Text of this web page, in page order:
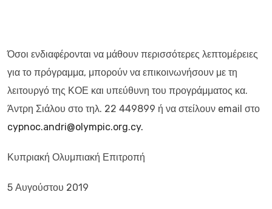
Όσοι ενδιαφέρονται να μάθουν περισσότερες λεπτομέρειες
για το πρόγραμμα, μπορούν να επικοινωνήσουν με τη
λειτουργό της ΚΟΕ και υπεύθυνη του προγράμματος κα.
Άντρη Σιάλου στο τηλ. 22 449899 ή να στείλουν email στο
cypnoc.andri@olympic.org.cy.
Κυπριακή Ολυμπιακή Επιτροπή
5 Αυγούστου 2019